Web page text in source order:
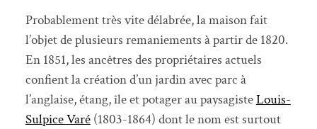
Probablement très vite délabrée, la maison fait
l’objet de plusieurs remaniements à partir de 1820.
En 1851, les ancêtres des propriétaires actuels
confient la création d’un jardin avec parc à
l’anglaise, étang, île et potager au paysagisteLouis-
Sulpice Varé(1803-1864) dont le nom est surtout